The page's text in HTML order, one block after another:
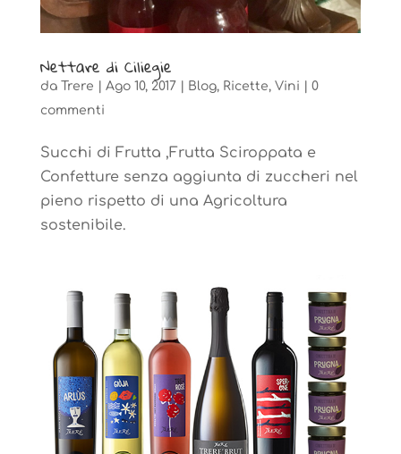
Nettare di Ciliegie
da Trere Ago 10, 2017 Blog, Ricette, Vini
0
commenti
Succhi di Frutta ,Frutta Sciroppata e
Confetture senza aggiunta di zuccheri nel
pieno rispetto di una Agricoltura
sostenibile.